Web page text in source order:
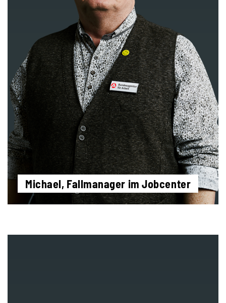
Michael, Fallmanager im Jobcenter